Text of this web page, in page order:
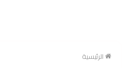
الرئيسية